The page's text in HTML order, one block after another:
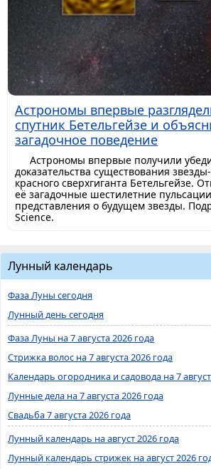
Астрономы впервые
спутник Бетельгейзе и
загадочное поведение
Астрономы впервые получили
доказательства существования
красного сверхгиганта Бетельгейзе.
её загадочные шестилетние
представления о будущем звезды.
Science.
Лунный календарь
Фаза Луны сегодня
Лунный день сегодня
Фаза Луны на 7 августа 2026 года
Стрижка волос на 7 августа 2026 года
Календарь огородника и садовода на 7
Лунные дела на 7 августа 2026 года
Свадьба 7 августа 2026 года
Лунный календарь на август 2026 года
Лунный календарь стрижек на август 2026